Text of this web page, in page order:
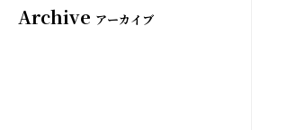
Archive アーカイブ